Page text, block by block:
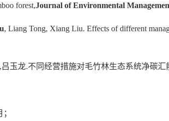
forest,Journal of Environmental
, Liang Tong, Xiang Liu. Effects of different
玉龙.不同经营措施对毛竹林生态系统净碳汇